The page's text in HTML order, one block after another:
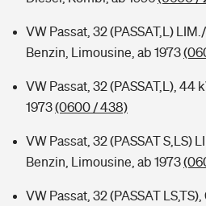
Kinderunfall-Check: Mehr Sicherheit
Typklassen: So ist Ihr Auto eingestuft
Sie haben Fragen?
VW Passat, 32 (PASSAT,L)
Benzin, Limousine, ab 1973
VW Passat, 32 (PASSAT,L), 44
1973(0600 / 438)
VW Passat, 32 (PASSAT S,LS)
Benzin, Limousine, ab 1973
VW Passat, 32 (PASSAT LS,TS),